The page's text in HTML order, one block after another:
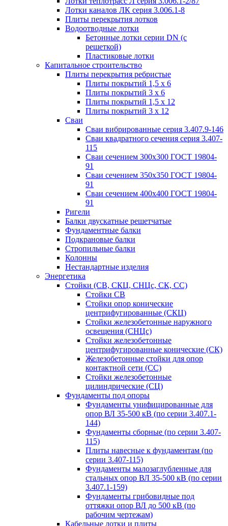
Лотки каналов ЛК серия 3.006.1-8
Плиты перекрытия лотков
Водоотводные лотки
Бетонные лотки серии DN (с
решеткой)
Пластиковые лотки
Капитальное строительство
Плиты перекрытия ребристые
Плиты покрытий 1,5 x 6
Плиты покрытий 3 x 6
Плиты покрытий 1,5 x 12
Плиты покрытий 3 x 12
Сваи
Сваи вибрированные серия 3.407.9-146
Сваи квадратного сечения серия 3.407-
115
Сваи сечением 300х300 ГОСТ 19804-
91
Сваи сечением 350х350 ГОСТ 19804-
91
Сваи сечением 400х400 ГОСТ 19804-
91
Ригели
Балки двускатные решетчатые
Фундаментные балки
Подкрановые балки
Стропильные балки
Колонны
Нестандартные изделия
Энергетика
Стойки (СВ, СКЦ, СНЦс, СК, СС)
Стойки СВ
Стойки опор конические
центрифугированные (СКЦ)
Стойки железобетонные наружного
освещения (СНЦс)
Стойки железобетонные
центрифугированные конические (СК)
Железобетонные стойки для опор
контактной сети (СС)
Стойки железобетонные
цилиндрические (СЦ)
Фундаменты под опоры
Фундаменты унифицированные для
опор ВЛ 35-500 кВ (по серии 3.407.1-
144)
Фундаменты сборные (по серии 3.407-
115)
Плиты навесные к фундаментам (по
серии 3.407-115)
Фундаменты малозаглубленные для
стальных опор ВЛ 35-500 кВ (по серии
3.407.1-159)
Фундаменты грибовидные под
оттяжки опор ВЛ до 500 кВ (по
рабочим чертежам)
Кабельные лотки и плиты